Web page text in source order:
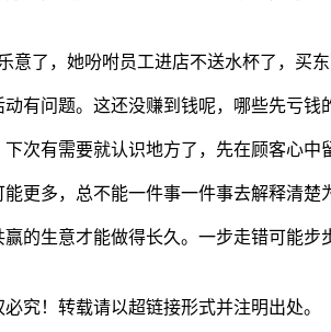
了，她吩咐员工进店不送水杯了，买
有问题。这还没赚到钱呢，哪些先亏钱
次有需要就认识地方了，先在顾客心中
更多，总不能一件事一件事去解释清
的生意才能做得长久。一步走错可能步
究！转载请以超链接形式并注明出处。